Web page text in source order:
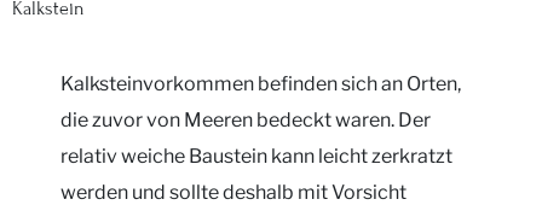
Kalkstein
Kalksteinvorkommen befinden sich an Orten,
die zuvor von Meeren bedeckt waren. Der
relativ weiche Baustein kann leicht zerkratzt
werden und sollte deshalb mit Vorsicht